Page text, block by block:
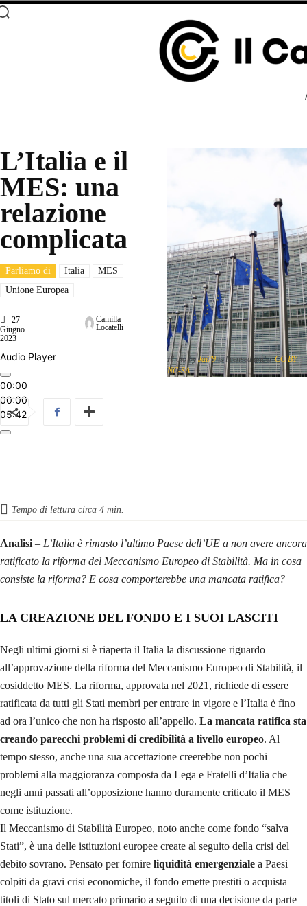
L’Italia e il
MES: una
relazione
complicata
Parliamo di Italia
MES
Unione Europea
27
Giugno
2023
Camilla
Locatelli
Audio Player
00:00
00:00
05:42
Photo byJai79is licensed underCC BY-
NC-SA
Tempo di lettura circa 4 min.
Analisi – L’Italia è rimasto l’ultimo Paese dell’UE a non avere ancora
ratificato la riforma del Meccanismo Europeo di Stabilità. Ma in cosa
consiste la riforma? E cosa comporterebbe una mancata ratifica?
LA CREAZIONE DEL FONDO E I SUOI LASCITI
Negli ultimi giorni si è riaperta il Italia la discussione riguardo
all’approvazione della riforma del Meccanismo Europeo di Stabilità, il
cosiddetto MES. La riforma, approvata nel 2021, richiede di essere
ratificata da tutti gli Stati membri per entrare in vigore e l’Italia è fino
ad ora l’unico che non ha risposto all’appello. La mancata ratifica sta
creando parecchi problemi di credibilità a livello europeo. Al
tempo stesso, anche una sua accettazione creerebbe non pochi
problemi alla maggioranza composta da Lega e Fratelli d’Italia che
negli anni passati all’opposizione hanno duramente criticato il MES
come istituzione.
Il Meccanismo di Stabilità Europeo, noto anche come fondo “salva
Stati”, è una delle istituzioni europee create al seguito della crisi del
debito sovrano. Pensato per fornire liquidità emergenziale a Paesi
colpiti da gravi crisi economiche, il fondo emette prestiti o acquista
titoli di Stato sul mercato primario a seguito di una decisione da parte